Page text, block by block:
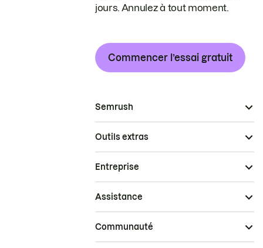
jours. Annulez à tout moment.
Commencer l’essai gratuit
Semrush
Outils extras
Entreprise
Assistance
Communauté